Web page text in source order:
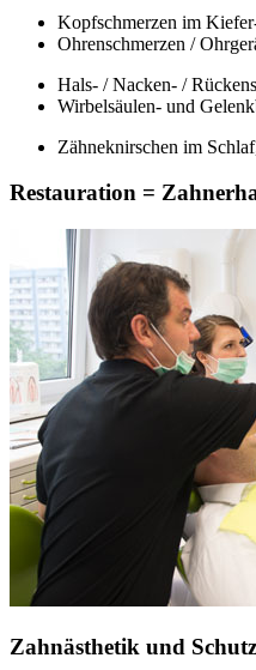
Kopfschmerzen im
Ohrenschmerzen /
Hals- / Nacken- /
Wirbelsäulen- und
Zähneknirschen im
Restauration =
Zahnästhetik und